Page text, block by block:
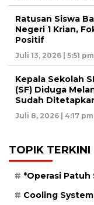
Ratusan Siswa
Negeri 1 Krian,
Positif
Juli 13, 2026 | 5:51
Kepala Sekolah
(SF) Diduga
Sudah
Juli 8, 2026 | 4:17
TOPIK TERKINI
*Operasi Patuh
Cooling System